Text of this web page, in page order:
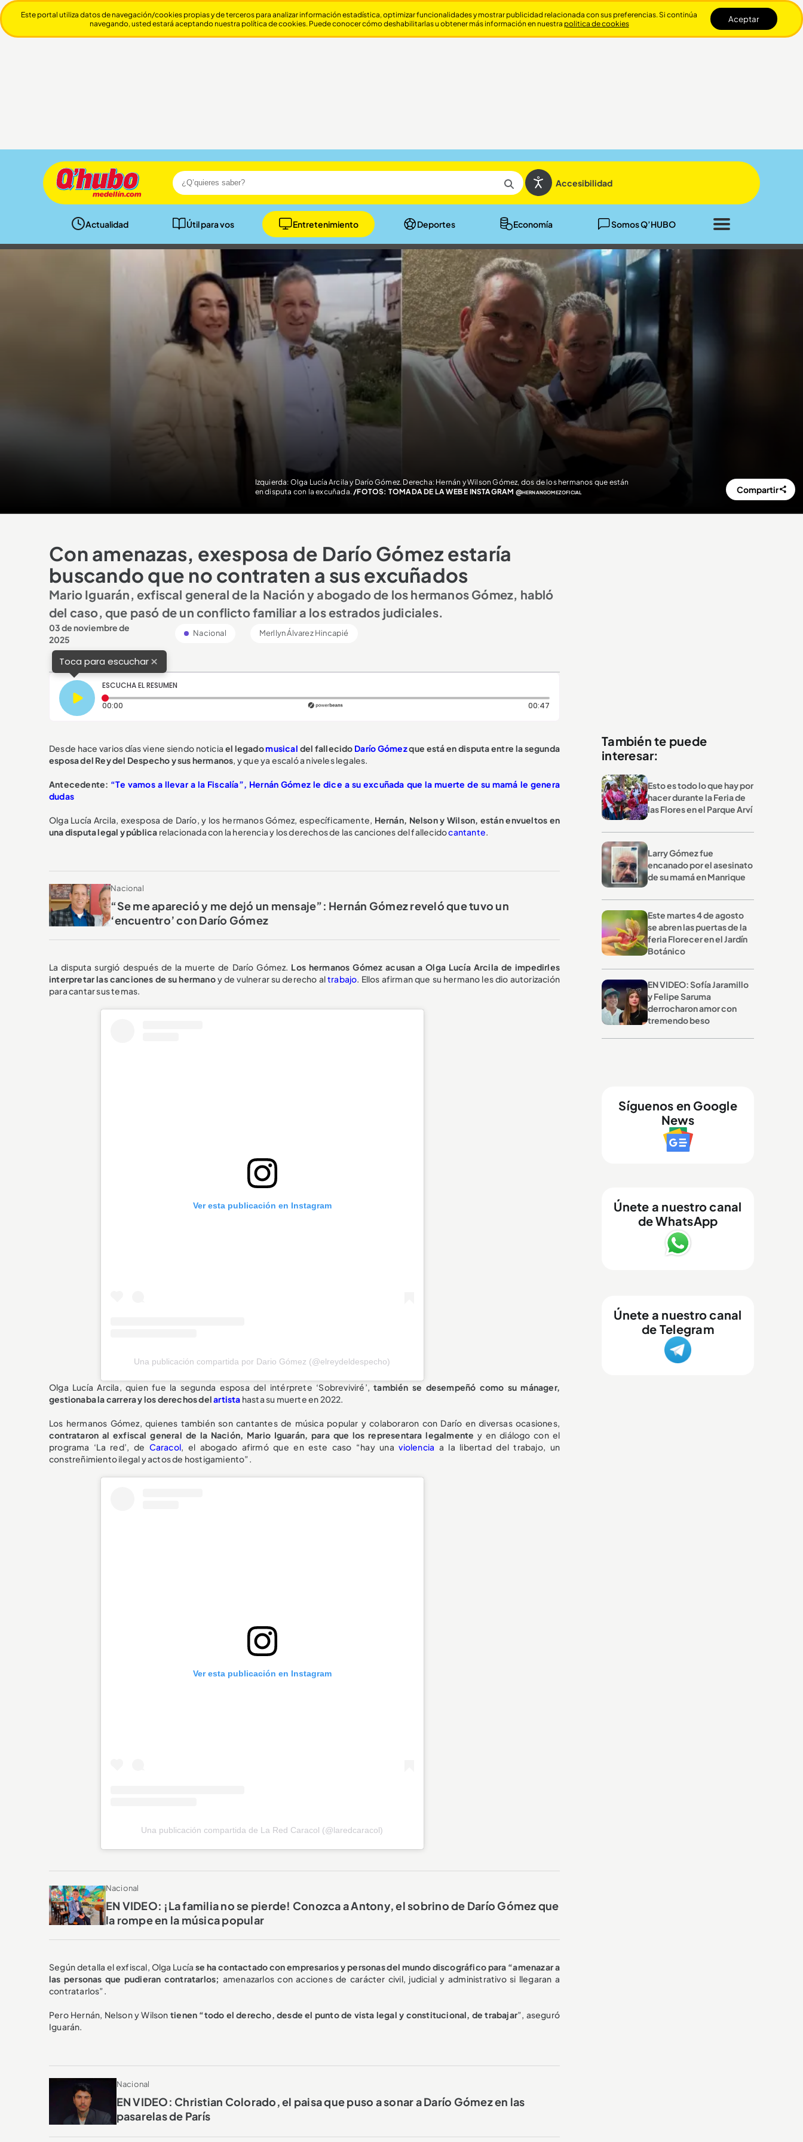
Accesibilidad
Actualidad Útil para vos Entretenimiento Deportes Economía Somos Q’HUBO
Cerrar
Izquierda: Olga Lucía Arcila y Darío Gómez. Derecha: Hernán y Wilson Gómez, dos de los hermanos que están
en disputa con la excuñada. /FOTOS: TOMADA DE LA WEB E INSTAGRAM @hernangomezoficial Compartir
Con amenazas, exesposa de Darío Gómez estaría
buscando que no contraten a sus excuñados
Mario Iguarán, exfiscal general de la Nación y abogado de los hermanos Gómez, habló
del caso, que pasó de un conflicto familiar a los estrados judiciales.
03 de noviembre de
2025
Nacional Merllyn Álvarez Hincapié
Toca para escuchar×
ESCUCHA EL RESUMEN
00:00
00:47Duración: 47 segundos
Desde hace varios días viene siendo noticia el legadomusical del fallecido Darío Gómezque está en disputa entre la segunda
esposa del Rey del Despecho y sus hermanos, y que ya escaló a niveles legales.
Antecedente: “Te vamos a llevar a la Fiscalía”, Hernán Gómez le dice a su excuñada que la muerte de su mamá le genera
dudas
Olga Lucía Arcila, exesposa de Darío, y los hermanos Gómez, específicamente, Hernán, Nelson y Wilson, están envueltos en
una disputa legal y pública relacionada con la herencia y los derechos de las canciones del fallecidocantante.
Nacional
“Se me apareció y me dejó un mensaje”: Hernán Gómez reveló que tuvo un
‘encuentro’ con Darío Gómez
La disputa surgió después de la muerte de Darío Gómez. Los hermanos Gómez acusan a Olga Lucía Arcila de impedirles
interpretar las canciones de su hermanoy de vulnerar su derecho altrabajo. Ellos afirman que su hermano les dio autorización
para cantar sus temas.
Ver esta publicación en Instagram
Una publicación compartida por Dario Gómez (@elreydeldespecho)
Olga Lucía Arcila, quien fue la segunda esposa del intérprete ‘Sobreviviré’,también se desempeñó como su mánager,
gestionaba la carrera y los derechos delartista hasta su muerte en 2022.
Los hermanos Gómez, quienes también son cantantes de música popular y colaboraron con Darío en diversas ocasiones,
contrataron al exfiscal general de la Nación, Mario Iguarán, para que los representara legalmente y en diálogo con el
programa ‘La red’, de Caracol, el abogado afirmó que en este caso “hay unaviolencia a la libertad del trabajo, un
constreñimiento ilegal y actos de hostigamiento”.
Ver esta publicación en Instagram
Una publicación compartida de La Red Caracol (@laredcaracol)
Nacional
EN VIDEO: ¡La familia no se pierde! Conozca a Antony, el sobrino de Darío Gómez que
la rompe en la música popular
Según detalla el exfiscal, Olga Lucía se ha contactado con empresarios y personas del mundo discográfico para “amenazar a
las personas que pudieran contratarlos; amenazarlos con acciones de carácter civil, judicial y administrativo si llegaran a
contratarlos”.
Pero Hernán, Nelson y Wilson tienen “todo el derecho, desde el punto de vista legal y constitucional, de trabajar”, aseguró
Iguarán.
Nacional
EN VIDEO: Christian Colorado, el paisa que puso a sonar a Darío Gómez en las
pasarelas de París
También te puede
interesar:
Esto es todo lo que hay por
hacer durante la Feria de
las Flores en el Parque Arví
Larry Gómez fue
encanado por el asesinato
de su mamá en Manrique
Este martes 4 de agosto
se abren las puertas de la
feria Florecer en el Jardín
Botánico
EN VIDEO: Sofía Jaramillo
y Felipe Saruma
derrocharon amor con
tremendo beso
Síguenos en Google
News
Únete a nuestro canal
de WhatsApp
Únete a nuestro canal
de Telegram
Este portal utiliza datos de navegación/cookies propias y de terceros para analizar información estadística, optimizar funcionalidades y mostrar publicidad relacionada con sus preferencias. Si continúa
navegando, usted estará aceptando nuestra política de cookies. Puede conocer cómo deshabilitarlas u obtener más información en nuestra politica de cookies Aceptar